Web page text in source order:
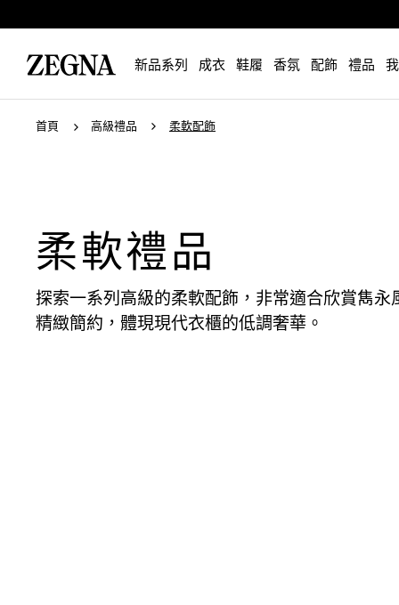
新品系列 成衣 鞋履 香氛 配飾 禮品
首頁 高級禮品 柔軟配飾
柔軟禮品
探索一系列高級的柔軟配飾，非常適合欣賞雋
精緻簡約，體現現代衣櫃的低調奢華。